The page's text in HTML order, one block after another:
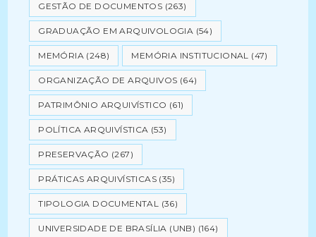
GESTÃO DE DOCUMENTOS (263)
GRADUAÇÃO EM ARQUIVOLOGIA (54)
MEMÓRIA (248) MEMÓRIA INSTITUCIONAL (47)
ORGANIZAÇÃO DE ARQUIVOS (64)
PATRIMÔNIO ARQUIVÍSTICO (61)
POLÍTICA ARQUIVÍSTICA (53)
PRESERVAÇÃO (267)
PRÁTICAS ARQUIVÍSTICAS (35)
TIPOLOGIA DOCUMENTAL (36)
UNIVERSIDADE DE BRASÍLIA (UNB) (164)